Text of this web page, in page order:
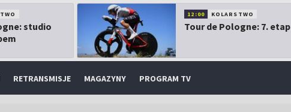
studio
12:00 KOLARSTWO
Tour de Pologne: 7. etap
RETRANSMISJE MAGAZYNY PROGRAM TV